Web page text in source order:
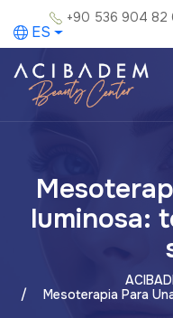
+90 536 904 82
ES
luminosa:
Mesoterapia Para